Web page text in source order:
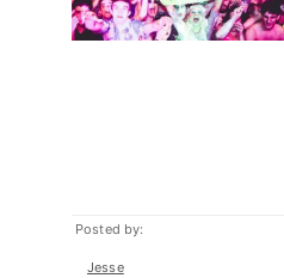
Posted by:
Jesse